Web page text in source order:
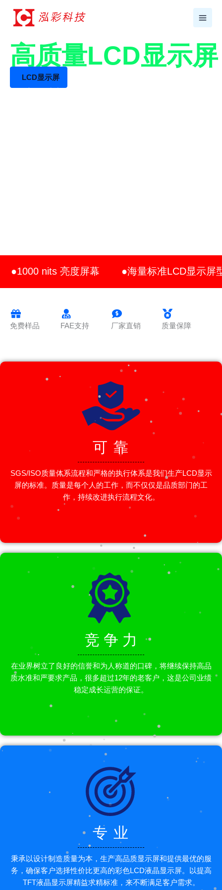
17年+专业LCD工厂
高质量LCD显示
LCD显示屏
●1000 nits 亮度屏幕 ●海量标准LCD显示屏
免费样品 FAE支持 厂家直销 质量保障
可 靠
SGS/ISO质量体系流程和严格的执行体系是我们生产LCD显示
屏的标准。质量是每个人的工作，而不仅仅是品质部门的工
作，持续改进执行流程文化。
竞 争 力
在业界树立了良好的信誉和为人称道的口碑，将继续保持高品
质水准和严要求产品，很多超过12年的老客户，这是公司业绩
稳定成长运营的保证。
专 业
秉承以设计制造质量为本，生产高品质显示屏和提供最优的服
务，确保客户选择性价比更高的彩色LCD液晶显示屏。以提高
TFT液晶显示屏精益求精标准，来不断满足客户需求。